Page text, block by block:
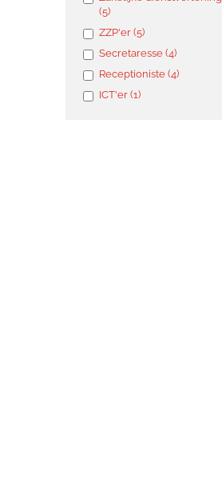
(5)
ZZP'er (5)
Secretaresse (4)
Receptioniste (4)
ICT'er (1)